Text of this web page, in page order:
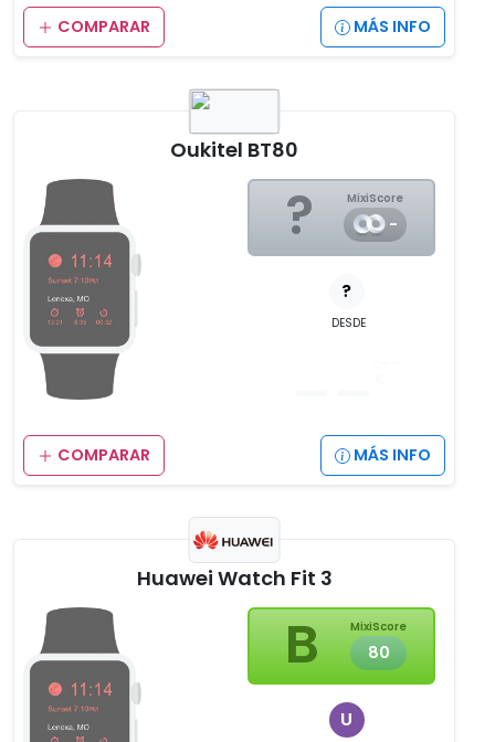
COMPARAR MÁS INFO
Oukitel BT80
? MixiScore
-
?
DESDE
COMPARAR MÁS INFO
Huawei Watch Fit 3
B MixiScore
80
U